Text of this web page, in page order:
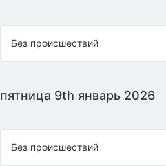
Без происшествий
пятница 9th январь 2026
Без происшествий